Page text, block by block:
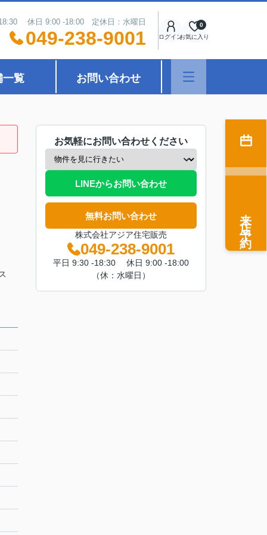
休日 9:00 -18:00 定休日：水曜日
049-238-9001 ログインお気に入り
0
一覧 お問い合わせ
お気軽にお問い合わせください
LINEからお問い合わせ
無料お問い合わせ
株式会社アジア住宅販売
049-238-9001
平日 9:30 -18:30 休日 9:00 -18:00
（休：水曜日）
来店予約